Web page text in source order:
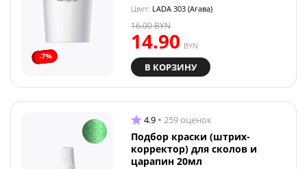
-7%
Цвет: LADA 303 (Агава)
14.90 BYN
16.00BYN
В КОРЗИНУ
4.9 259 оценок
Подбор краски (штрих-
корректор) для сколов и
царапин 20мл